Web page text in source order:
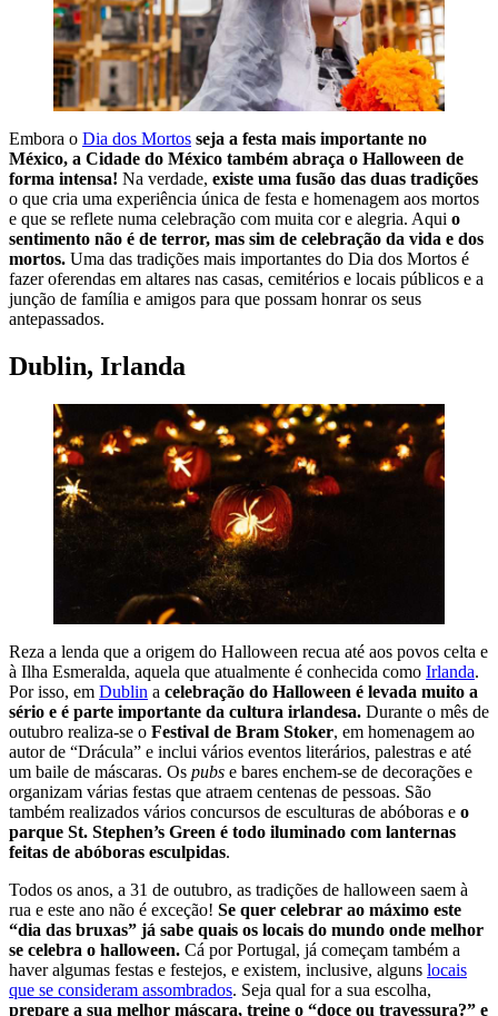
Embora o Dia dos Mortos seja a festa mais importante no
México, a Cidade do México também abraça o Halloween de
forma intensa! Na verdade, existe uma fusão das duas tradições
o que cria uma experiência única de festa e homenagem aos mortos
e que se reflete numa celebração com muita cor e alegria. Aqui o
sentimento não é de terror, mas sim de celebração da vida e dos
mortos. Uma das tradições mais importantes do Dia dos Mortos é
fazer oferendas em altares nas casas, cemitérios e locais públicos e a
junção de família e amigos para que possam honrar os seus
antepassados.
Dublin, Irlanda
Reza a lenda que a origem do Halloween recua até aos povos celta e
à Ilha Esmeralda, aquela que atualmente é conhecida como Irlanda.
Por isso, em Dublin a celebração do Halloween é levada muito a
sério e é parte importante da cultura irlandesa. Durante o mês de
outubro realiza-se o Festival de Bram Stoker, em homenagem ao
autor de “Drácula” e inclui vários eventos literários, palestras e até
um baile de máscaras. Os pubs e bares enchem-se de decorações e
organizam várias festas que atraem centenas de pessoas. São
também realizados vários concursos de esculturas de abóboras e o
parque St. Stephen’s Green é todo iluminado com lanternas
feitas de abóboras esculpidas.
Todos os anos, a 31 de outubro, as tradições de halloween saem à
rua e este ano não é exceção! Se quer celebrar ao máximo este
“dia das bruxas” já sabe quais os locais do mundo onde melhor
se celebra o halloween. Cá por Portugal, já começam também a
haver algumas festas e festejos, e existem, inclusive, alguns locais
que se consideram assombrados. Seja qual for a sua escolha,
prepare a sua melhor máscara, treine o “doce ou travessura?” e